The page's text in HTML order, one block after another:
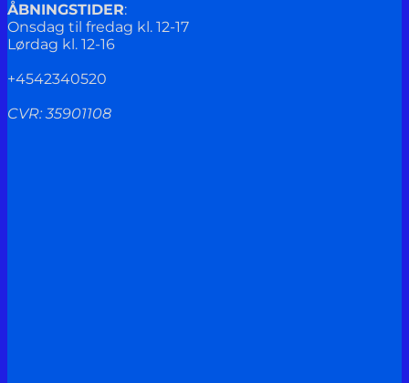
ÅBNINGSTIDER:
Onsdag til fredag kl. 12-17
Lørdag kl. 12-16
+4542340520
CVR: 35901108